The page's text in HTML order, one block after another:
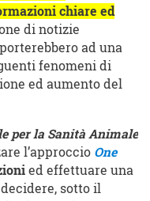
chiare ed
di notizie
ad una
fenomeni di
ed aumento del
per la Sanità Animale
l’approccio One
ed effettuare una
sotto il